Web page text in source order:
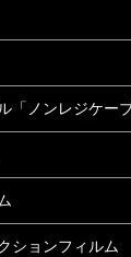
「ノンレジケーブ
ションフィルム